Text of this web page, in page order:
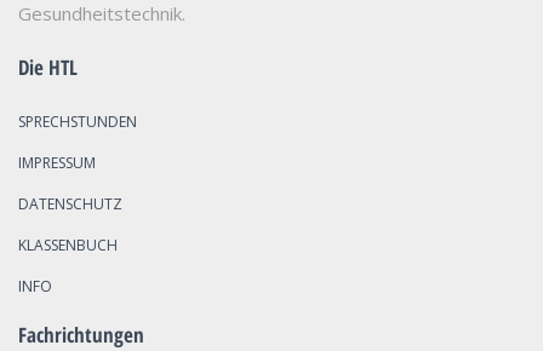
Gesundheitstechnik.
Die HTL
SPRECHSTUNDEN
IMPRESSUM
DATENSCHUTZ
KLASSENBUCH
INFO
Fachrichtungen